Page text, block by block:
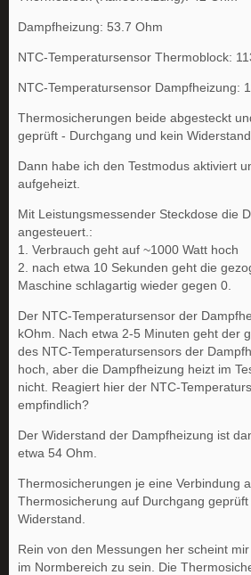
Dampfheizung: 53.7 Ohm
NTC-Temperatursensor Thermoblock:
NTC-Temperatursensor Dampfheizung:
Thermosicherungen beide abgesteckt
geprüft - Durchgang und kein Widerstand
Dann habe ich den Testmodus aktiviert
aufgeheizt.
Mit Leistungsmessender Steckdose die
angesteuert.:
1. Verbrauch geht auf ~1000 Watt hoch
2. nach etwa 10 Sekunden geht die
Maschine schlagartig wieder gegen 0.
Der NTC-Temperatursensor der
kOhm. Nach etwa 2-5 Minuten geht der
des NTC-Temperatursensors der
hoch, aber die Dampfheizung heizt im
nicht. Reagiert hier der NTC-
empfindlich?
Der Widerstand der Dampfheizung ist
etwa 54 Ohm.
Thermosicherungen je eine Verbindung
Thermosicherung auf Durchgang
Widerstand.
Rein von den Messungen her scheint
im Normbereich zu sein. Die